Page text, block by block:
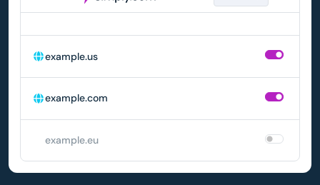
example.us
example.com
example.eu